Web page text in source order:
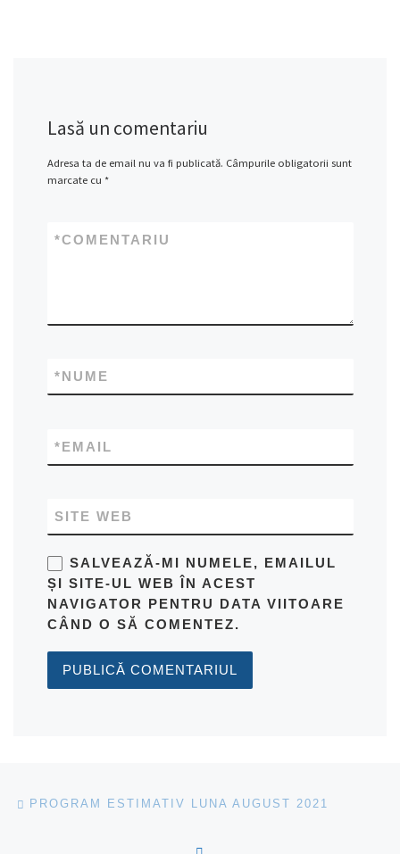
Lasă un comentariu
Adresa ta de email nu va fi publicată. Câmpurile obligatorii sunt
marcate cu *
COMENTARIU
*
NUME
*
EMAIL
*
SITE WEB
SALVEAZĂ-MI NUMELE, EMAILUL
ȘI SITE-UL WEB ÎN ACEST
NAVIGATOR PENTRU DATA VIITOARE
CÂND O SĂ COMENTEZ.
Navigare în articole
PROGRAM ESTIMATIV LUNA AUGUST 2021